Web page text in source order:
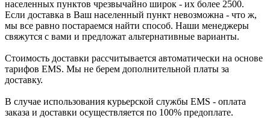
населенных пунктов чрезвычайно широк - их более 2500.
Если доставка в Ваш населенный пункт невозможна - что ж,
мы все равно постараемся найти способ. Наши менеджеры
свяжутся с вами и предложат альтернативные варианты.
Стоимость доставки рассчитывается автоматически на основе
тарифов ЕМS. Мы не берем дополнительной платы за
доставку.
В случае использования курьерской службы EMS - оплата
заказа и доставки осуществляется по 100% предоплате.